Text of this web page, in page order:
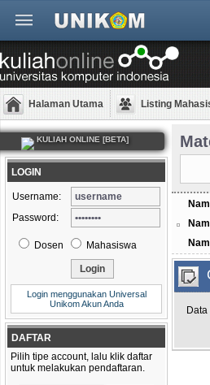
Halaman Utama Listing
KULIAH ONLINE [BETA]
LOGIN
Username:
Password:
Dosen Mahasiswa
Login menggunakan Universal
Unikom Akun Anda
DAFTAR
Pilih tipe account, lalu klik daftar
untuk melakukan pendaftaran.